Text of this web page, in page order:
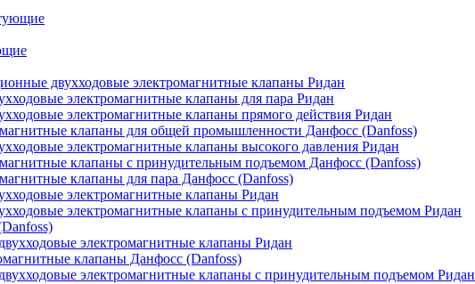
двухходовые электромагнитные клапаны Ридан
электромагнитные клапаны для пара Ридан
электромагнитные клапаны прямого действия Ридан
клапаны для общей промышленности Данфосс (Danfoss)
электромагнитные клапаны высокого давления Ридан
клапаны с принудительным подъемом Данфосс (Danfoss)
клапаны для пара Данфосс (Danfoss)
электромагнитные клапаны Ридан
электромагнитные клапаны с принудительным подъемом Ридан
электромагнитные клапаны Ридан
клапаны Данфосс (Danfoss)
электромагнитные клапаны с принудительным подъемом Ридан